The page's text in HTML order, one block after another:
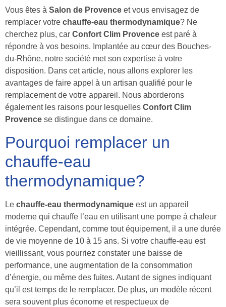
Vous êtes à Salon de Provence et vous envisagez de
remplacer votre chauffe-eau thermodynamique? Ne
cherchez plus, car Confort Clim Provence est paré à
répondre à vos besoins. Implantée au cœur des Bouches-
du-Rhône, notre société met son expertise à votre
disposition. Dans cet article, nous allons explorer les
avantages de faire appel à un artisan qualifié pour le
remplacement de votre appareil. Nous aborderons
également les raisons pour lesquelles Confort Clim
Provence se distingue dans ce domaine.
Pourquoi remplacer un
chauffe-eau
thermodynamique?
Le chauffe-eau thermodynamique est un appareil
moderne qui chauffe l’eau en utilisant une pompe à chaleur
intégrée. Cependant, comme tout équipement, il a une durée
de vie moyenne de 10 à 15 ans. Si votre chauffe-eau est
vieillissant, vous pourriez constater une baisse de
performance, une augmentation de la consommation
d’énergie, ou même des fuites. Autant de signes indiquant
qu’il est temps de le remplacer. De plus, un modèle récent
sera souvent plus économe et respectueux de